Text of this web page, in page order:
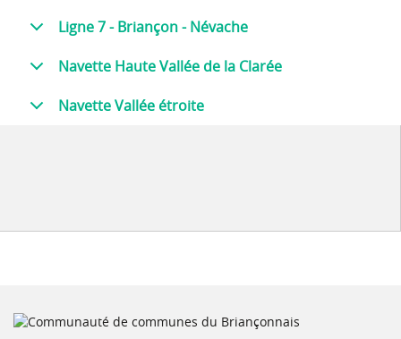
Ligne 7 - Briançon - Névache
Navette Haute Vallée de la Clarée
Navette Vallée étroite